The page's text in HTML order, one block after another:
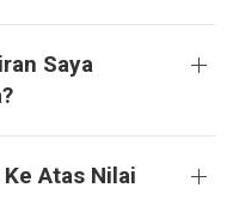
Saya
Atas Nilai